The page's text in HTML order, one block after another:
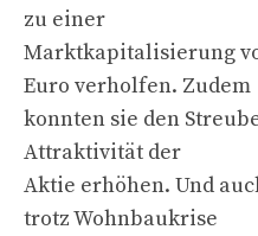
zu einer
Marktkapitalisierung
Euro verholfen. Zudem
konnten sie den
Attraktivität der
Aktie erhöhen. Und
trotz Wohnbaukrise